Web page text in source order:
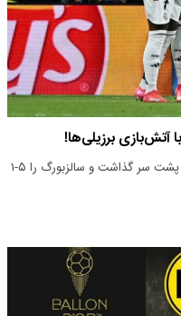
رئال مادرید شب شیرینی را در سانتیاگو برنابئو پشت سر گذاشت و سالزبورگ را ۵-۱